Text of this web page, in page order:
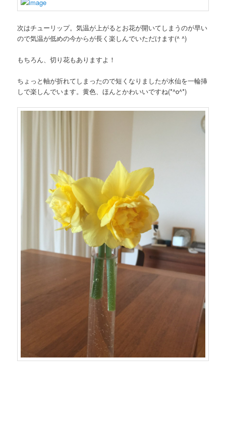
次はチューリップ。気温が上がるとお花が開いてしまうのが早い
ので気温が低めの今からが長く楽しんでいただけます(^ ^)
もちろん、切り花もありますよ！
ちょっと軸が折れてしまったので短くなりましたが水仙を一輪挿
しで楽しんでいます。黄色、ほんとかわいいですね(*^o^*)